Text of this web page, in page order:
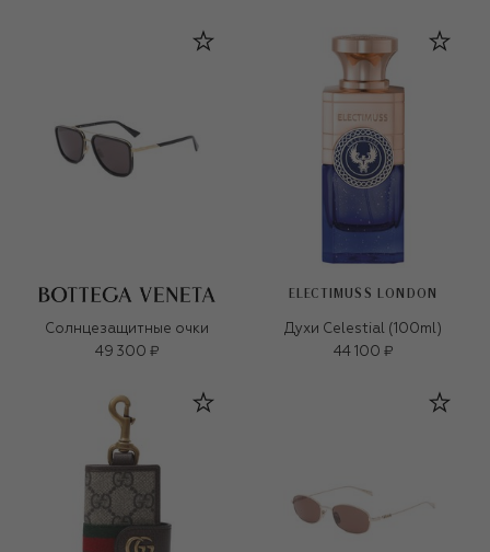
Солнцезащитные очки
49 300 ₽
ELECTIMUSS LONDON
Духи Celestial (100ml)
44 100 ₽